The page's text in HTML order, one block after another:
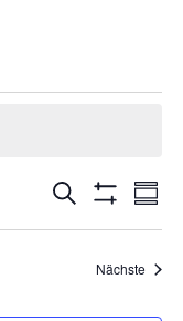
Suche
und
SUCHE
Nächste